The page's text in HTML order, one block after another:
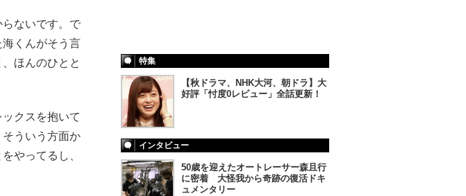
ないです。で
くんがそう言
ほんのひとと
クスを抱いて
ういう方面か
やってるし、
特集
【秋ドラマ、NHK大河、朝ドラ】大
好評「忖度0レビュー」全話更新！
インタビュー
50歳を迎えたオートレーサー森且行
に密着 大怪我から奇跡の復活ドキ
ュメンタリー